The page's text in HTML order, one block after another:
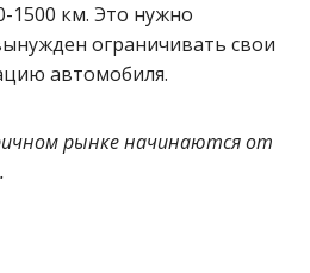
1500 км. Это нужно
ограничивать свои
автомобиля.
рынке начинаются от